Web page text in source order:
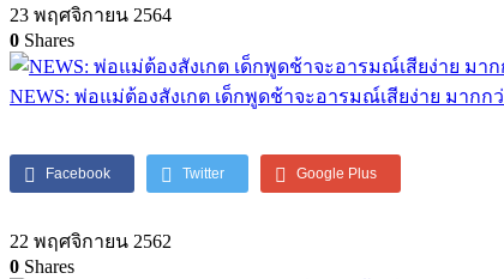
23 พฤศจิกายน 2564
0 Shares
NEWS: พ่อแม่ต้องสังเกต เด็กพูดช้าจะอารมณ์เสียง่าย มากก
Facebook Twitter Google Plus
22 พฤศจิกายน 2562
0 Shares